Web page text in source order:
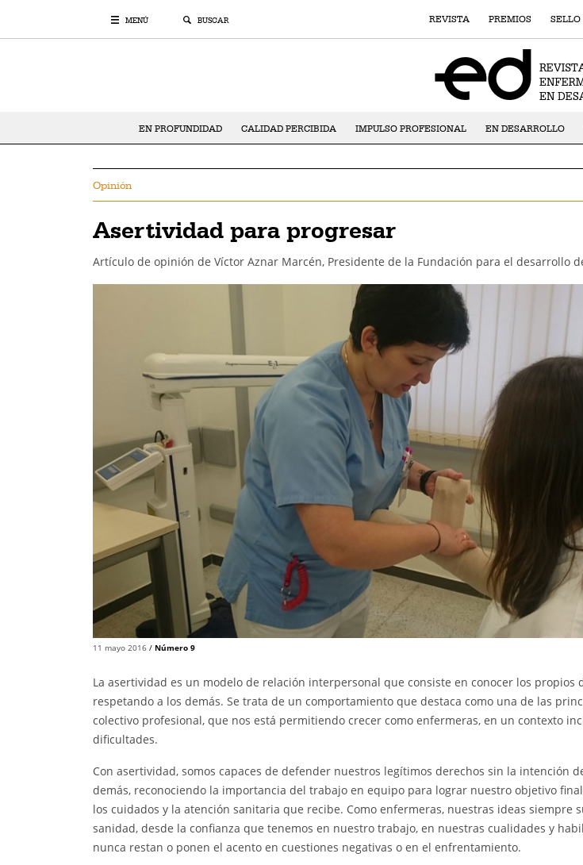
MENÚ BUSCAR REVISTA PREMIOS SELLO
EN PROFUNDIDAD CALIDAD PERCIBIDA IMPULSO PROFESIONAL EN DESARROLLO
Opinión
Asertividad para progresar
Artículo de opinión de Víctor Aznar Marcén, Presidente de la Fundación para el desarrollo
11 mayo 2016 / Número 9
La asertividad es un modelo de relación interpersonal que consiste en conocer los propios
respetando a los demás. Se trata de un comportamiento que destaca como una de las
colectivo profesional, que nos está permitiendo crecer como enfermeras, en un contexto
dificultades.
Con asertividad, somos capaces de defender nuestros legítimos derechos sin la intención
demás, reconociendo la importancia del trabajo en equipo para lograr nuestro objetivo
los cuidados y la atención sanitaria que recibe. Como enfermeras, nuestras ideas siempre
sanidad, desde la confianza que tenemos en nuestro trabajo, en nuestras cualidades y
nunca restan o ponen el acento en cuestiones negativas o en el enfrentamiento.